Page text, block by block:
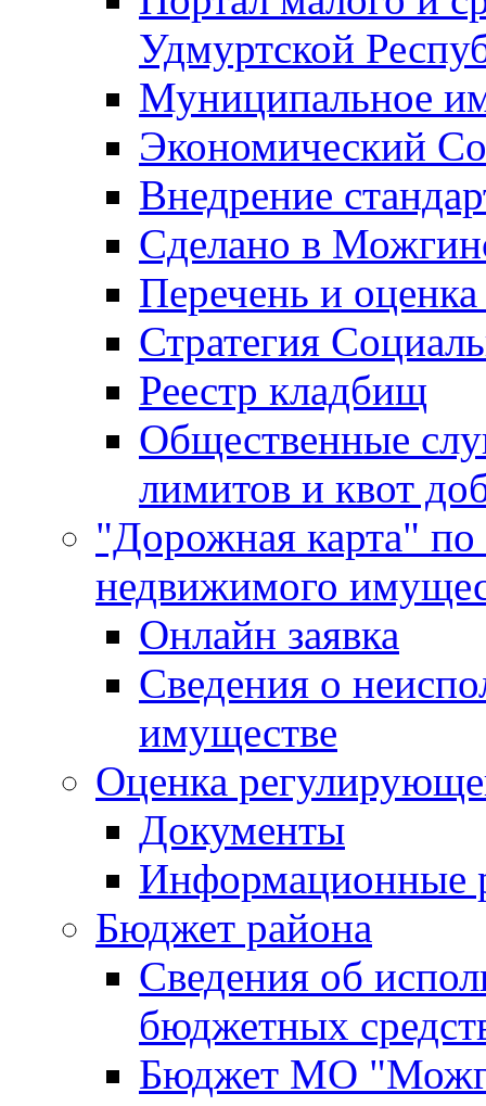
Удмуртской
Муниципальное
Экономический
Внедрение
Сделано в
Перечень и
Стратегия
Реестр кладбищ
Общественные
лимитов и квот
"Дорожная карта"
недвижимого
Онлайн заявка
Сведения о
имуществе
Оценка
Документы
Информационные
Бюджет района
Сведения об
бюджетных
Бюджет МО